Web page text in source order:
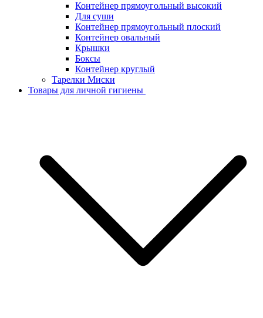
Контейнер прямоугольный высокий
Для суши
Контейнер прямоугольный плоский
Контейнер овальный
Крышки
Боксы
Контейнер круглый
Тарелки Миски
Товары для личной гигиены